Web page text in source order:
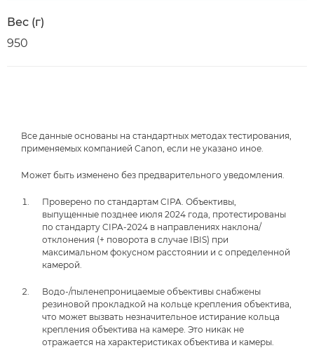
Вес (г)
950
Все данные основаны на стандартных методах тестирования,
применяемых компанией Canon, если не указано иное.
Может быть изменено без предварительного уведомления.
Проверено по стандартам CIPA. Объективы,
выпущенные позднее июля 2024 года, протестированы
по стандарту CIPA-2024 в направлениях наклона/
отклонения (+ поворота в случае IBIS) при
максимальном фокусном расстоянии и с определенной
камерой.
Водо-/пыленепроницаемые объективы снабжены
резиновой прокладкой на кольце крепления объектива,
что может вызвать незначительное истирание кольца
крепления объектива на камере. Это никак не
отражается на характеристиках объектива и камеры.